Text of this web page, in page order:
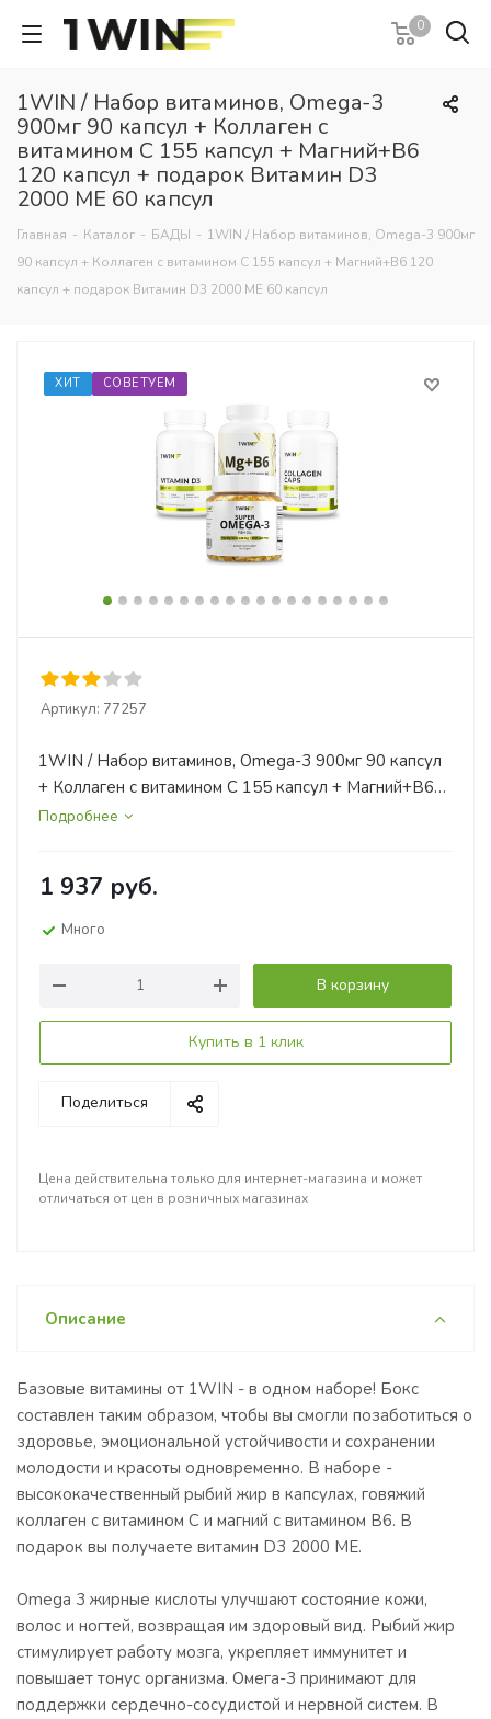
0
1WIN / Набор витаминов, Omega-3
900мг 90 капсул + Коллаген с
витамином С 155 капсул + Магний+В6
120 капсул + подарок Витамин D3
2000 МЕ 60 капсул
Главная - Каталог - БАДЫ - 1WIN / Набор витаминов, Omega-3 900мг
90 капсул + Коллаген с витамином С 155 капсул + Магний+В6 120
капсул + подарок Витамин D3 2000 МЕ 60 капсул
ХИТ СОВЕТУЕМ
Артикул: 77257
1WIN / Набор витаминов, Omega-3 900мг 90 капсул
+ Коллаген с витамином С 155 капсул + Магний+В6
120 капсул + подарок Витамин D3 2000 МЕ 60
Подробнее
1 937 руб.
Много
В корзину
Купить в 1 клик
Поделиться
Цена действительна только для интернет-магазина и может
отличаться от цен в розничных магазинах
Описание
Базовые витамины от 1WIN - в одном наборе! Бокс
составлен таким образом, чтобы вы смогли позаботиться о
здоровье, эмоциональной устойчивости и сохранении
молодости и красоты одновременно. В наборе -
высококачественный рыбий жир в капсулах, говяжий
коллаген с витамином С и магний с витамином B6. В
подарок вы получаете витамин D3 2000 МЕ.
Omega 3 жирные кислоты улучшают состояние кожи,
волос и ногтей, возвращая им здоровый вид. Рыбий жир
стимулирует работу мозга, укрепляет иммунитет и
повышает тонус организма. Омега-3 принимают для
поддержки сердечно-сосудистой и нервной систем. В